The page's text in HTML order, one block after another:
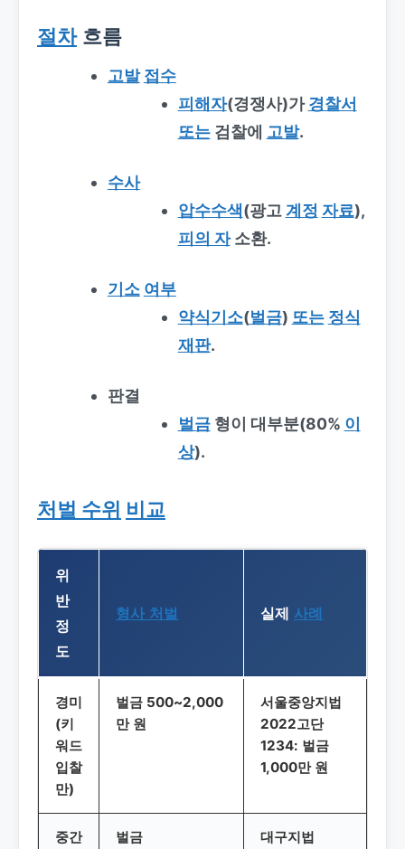
절차흐름
고발 접수
피해자(경쟁사)가경찰서
또는검찰에 고발.
수사
압수수색(광고 계정 자료),
피의 자소환.
기소 여부
약식기소(벌금) 또는 정식
재판.
판결
벌금형이 대부분(80% 이
상).
처벌 수위 비교
위
반
정
도
형사 처벌 실제 사례
경미
(키
워드
입찰
만)
벌금 500~2,000
만 원
서울중앙지법
2022고단
1234: 벌금
1,000만 원
중간
벌금
대구지법